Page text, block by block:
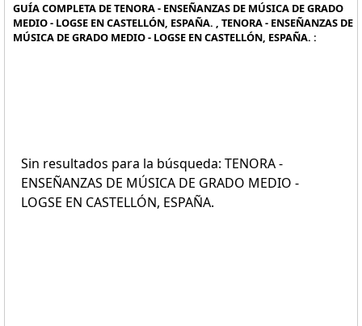
GUÍA COMPLETA DE TENORA - ENSEÑANZAS DE MÚSICA DE GRADO
MEDIO - LOGSE EN CASTELLÓN, ESPAÑA. , TENORA - ENSEÑANZAS DE
MÚSICA DE GRADO MEDIO - LOGSE EN CASTELLÓN, ESPAÑA. :
Sin resultados para la búsqueda: TENORA -
ENSEÑANZAS DE MÚSICA DE GRADO MEDIO -
LOGSE EN CASTELLÓN, ESPAÑA.